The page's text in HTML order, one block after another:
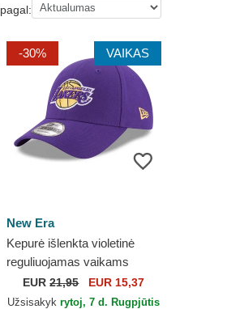
-30% VAIKAS
New Era
Kepurė išlenkta violetinė
reguliuojamas vaikams
9FORTY The League Los
Angeles Lakers NBA New
EUR21,95 EUR 15,37
Užsisakykrytoj, 7 d. Rugpjūtis